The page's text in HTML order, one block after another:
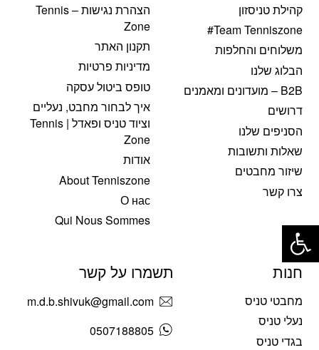
קהילת טניסזון
Team Tenniszone#
משלוחים והחלפות
הבלוג שלנו
B2B – מועדונים ומאמנים
דרושים
הסניפים שלנו
שאלות ותשובות
שיזור מחבטים
צרו קשר
הצהרת נגישות – Tennis
Zone
תקנון האתר
מדיניות פרטיות
טופס ביטול עסקה
איך לבחור מחבט, נעליים
וציוד טניס ופאדל | Tennis
Zone
אודות
About Tenniszone
О нас
Qui Nous Sommes
חנות
מחבטי טניס
נעלי טניס
בגדי טניס
תשמרו על קשר
m.d.b.shivuk@gmail.com
0507188805
פתח סרגל נגישות